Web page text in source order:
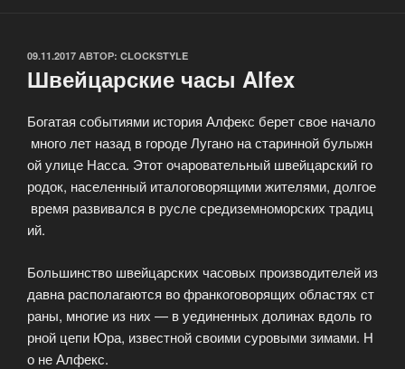
ОПУБЛИКОВАНО
09.11.2017 АВТОР: CLOCKSTYLE
Швейцарские часы Alfex
Богатая событиями история Алфекс берет свое начало
много лет назад в городе Лугано на старинной булыжн
ой улице Насса. Этот очаровательный швейцарский го
родок, населенный италоговорящими жителями, долгое
время развивался в русле средиземноморских традиц
ий.
Большинство швейцарских часовых производителей из
давна располагаются во франкоговорящих областях ст
раны, многие из них — в уединенных долинах вдоль го
рной цепи Юра, известной своими суровыми зимами. Н
о не Алфекс.